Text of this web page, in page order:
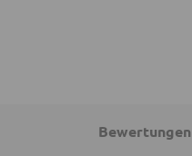
Bewertungen